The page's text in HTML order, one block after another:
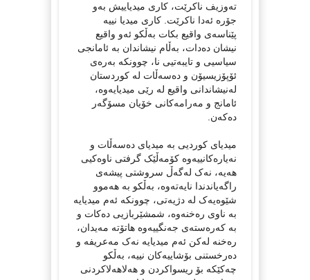
تەوزیف ناکرێت، کاری میدیاییش بەو
جۆرە ئەدا ناکرێت. کاری میدیا نییە
پێناسەی واقیع بکات بەڵکو ئەو واقیع
نیشان دەدات، بەڵام نیشاندان بە ئامانجی
سیاسیی و تایبەتیی نا، چوونکە بەرەی
ئۆپۆزیسیۆن و دەسەڵات لە کوردستان
لەنیشاندانی واقیع لە رێی میدیایەوە،
ئامانج و مەرامەکانی خۆیان مسۆگەر
دەکەن.
میدیای کوردیی بە میدیای دەسەڵات و
نەیارەکانییەوە کۆمەڵێک گرفتی ناوەکیی
هەیە، نەک لەگەڵ سروشتی پیشەی
راگەیاندندا نایەتەوە، بەڵکو بە هەموو
شێوەیەک لە دژیەتی، چوونکە ئەم میدیایە
بە ناوی رەخنەوە، شمشێربازیی دەکات و
بە کەرەستەی جەنگییەوە هاتۆتە مەیدان،
رەخنە لەکن ئەم میدیایە نەک مەعریفە و
دەرخستنی بۆشاییەکان نییە، بەڵکو
چەکێکە بۆ ریسواکردن و هەلاهەلاکردنی